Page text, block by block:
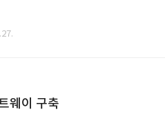
웨이 구축